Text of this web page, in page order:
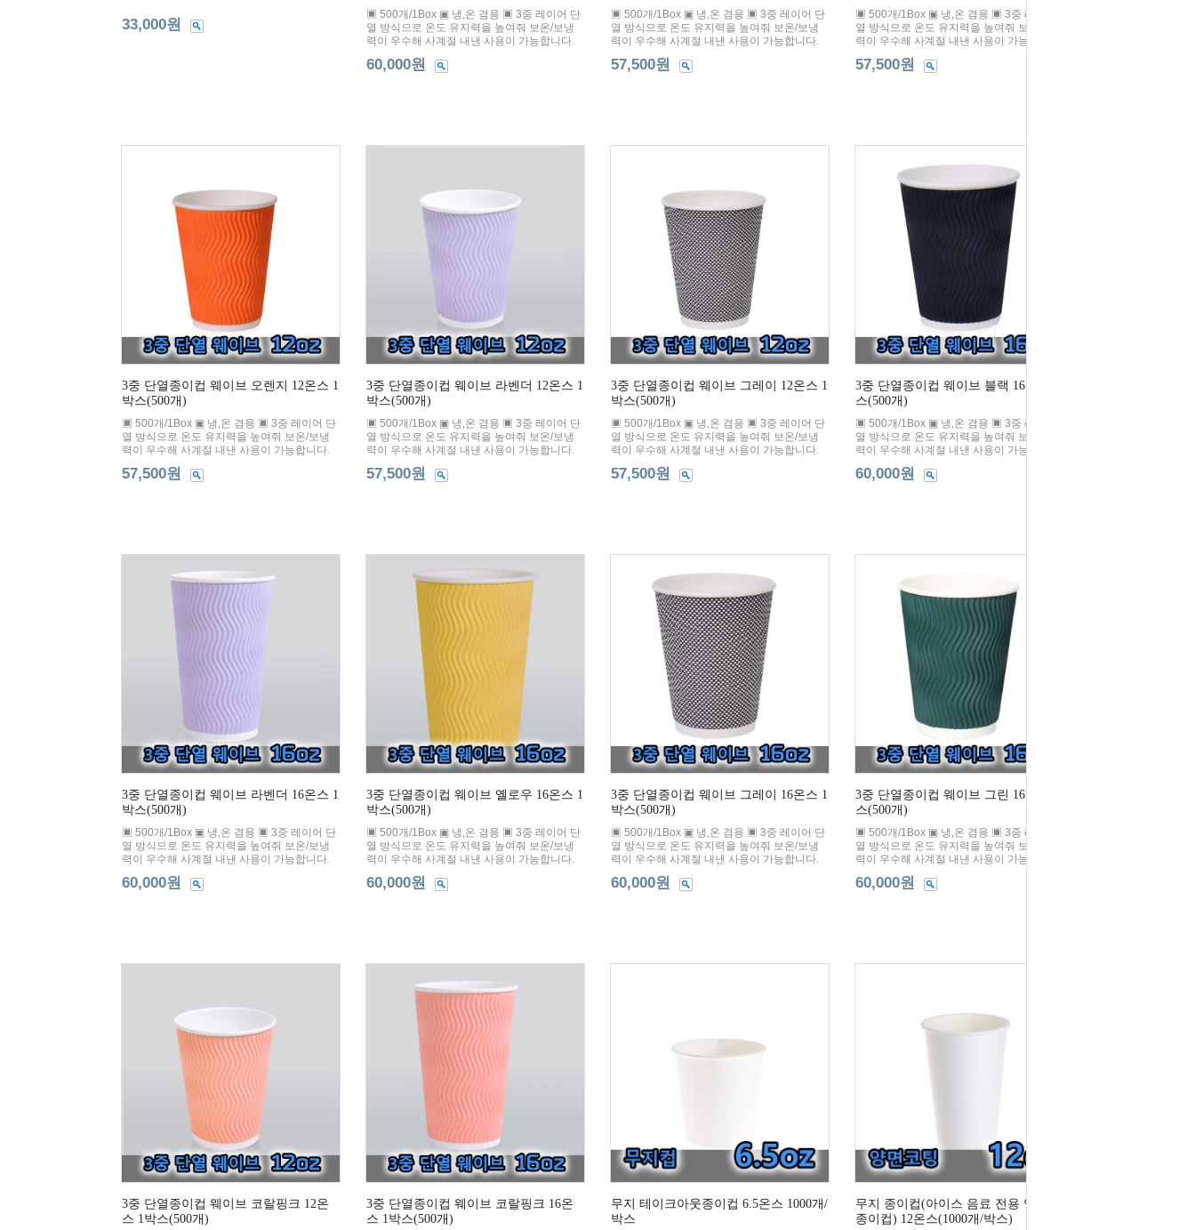
33,000원
▣ 500개/1Box ▣ 냉,온 겸용 ▣ 3중 레이어 단
열 방식으로 온도 유지력을 높여줘 보온/보냉
력이 우수해 사계절 내낸 사용이 가능합니다.
60,000원
▣ 500개/1Box ▣ 냉,온 겸용 ▣ 3중 레이어 단
열 방식으로 온도 유지력을 높여줘 보온/보냉
력이 우수해 사계절 내낸 사용이 가능합니다.
57,500원
▣ 500개/1Box ▣ 냉,온 겸용 ▣ 3중 레이어 단
열 방식으로 온도 유지력을 높여줘 보온/보냉
력이 우수해 사계절 내낸 사용이 가능합니다.
57,500원
3중 단열종이컵 웨이브 오렌지 12온스 1
박스(500개)
▣ 500개/1Box ▣ 냉,온 겸용 ▣ 3중 레이어 단
열 방식으로 온도 유지력을 높여줘 보온/보냉
력이 우수해 사계절 내낸 사용이 가능합니다.
57,500원
3중 단열종이컵 웨이브 라벤더 12온스 1
박스(500개)
▣ 500개/1Box ▣ 냉,온 겸용 ▣ 3중 레이어 단
열 방식으로 온도 유지력을 높여줘 보온/보냉
력이 우수해 사계절 내낸 사용이 가능합니다.
57,500원
3중 단열종이컵 웨이브 그레이 12온스 1
박스(500개)
▣ 500개/1Box ▣ 냉,온 겸용 ▣ 3중 레이어 단
열 방식으로 온도 유지력을 높여줘 보온/보냉
력이 우수해 사계절 내낸 사용이 가능합니다.
57,500원
3중 단열종이컵 웨이브 블랙 16온스 1박
스(500개)
▣ 500개/1Box ▣ 냉,온 겸용 ▣ 3중 레이어 단
열 방식으로 온도 유지력을 높여줘 보온/보냉
력이 우수해 사계절 내낸 사용이 가능합니다.
60,000원
3중 단열종이컵 웨이브 라벤더 16온스 1
박스(500개)
▣ 500개/1Box ▣ 냉,온 겸용 ▣ 3중 레이어 단
열 방식으로 온도 유지력을 높여줘 보온/보냉
력이 우수해 사계절 내낸 사용이 가능합니다.
60,000원
3중 단열종이컵 웨이브 옐로우 16온스 1
박스(500개)
▣ 500개/1Box ▣ 냉,온 겸용 ▣ 3중 레이어 단
열 방식으로 온도 유지력을 높여줘 보온/보냉
력이 우수해 사계절 내낸 사용이 가능합니다.
60,000원
3중 단열종이컵 웨이브 그레이 16온스 1
박스(500개)
▣ 500개/1Box ▣ 냉,온 겸용 ▣ 3중 레이어 단
열 방식으로 온도 유지력을 높여줘 보온/보냉
력이 우수해 사계절 내낸 사용이 가능합니다.
60,000원
3중 단열종이컵 웨이브 그린 16온스 1박
스(500개)
▣ 500개/1Box ▣ 냉,온 겸용 ▣ 3중 레이어 단
열 방식으로 온도 유지력을 높여줘 보온/보냉
력이 우수해 사계절 내낸 사용이 가능합니다.
60,000원
3중 단열종이컵 웨이브 코랄핑크 12온
스 1박스(500개)
3중 단열종이컵 웨이브 코랄핑크 16온
스 1박스(500개)
무지 테이크아웃종이컵 6.5온스 1000개/
박스
무지 종이컵(아이스 음료 전용 양면코팅
종이컵) 12온스(1000개/박스)